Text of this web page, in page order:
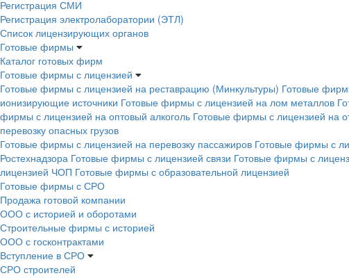
Регистрация СМИ
Регистрация электролаборатории (ЭТЛ)
Список лицензирующих органов
Готовые фирмы
Каталог готовых фирм
Готовые фирмы с лицензией
Готовые фирмы с лицензией на реставрацию (Минкультуры) Готовые
ионизирующие источники Готовые фирмы с лицензией на лом металлов
фирмы с лицензией на оптовый алкоголь Готовые фирмы с лицензией на
перевозку опасных грузов
Готовые фирмы с лицензией на перевозку пассажиров Готовые фирмы с
Ростехнадзора Готовые фирмы с лицензией связи Готовые фирмы с
лицензией ЧОП Готовые фирмы с образовательной лицензией
Готовые фирмы с СРО
Продажа готовой компании
ООО с историей и оборотами
Строительные фирмы с историей
ООО с госконтрактами
Вступление в СРО
СРО строителей